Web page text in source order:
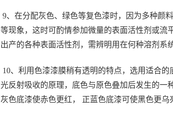
9、在分配灰色、绿色等复色漆时，因为多种颜
等现象，这时可酌情参加微量的表面活性剂或流
出产的各种表面活性剂，需辨明用在何种溶剂系
10、利用色漆漆膜稍有透明的特点，选用适合
光反射吸收的原理，底色与原色叠加后发生的一
灰色底漆使赤色更红， 正蓝色底漆可使黑色更乌